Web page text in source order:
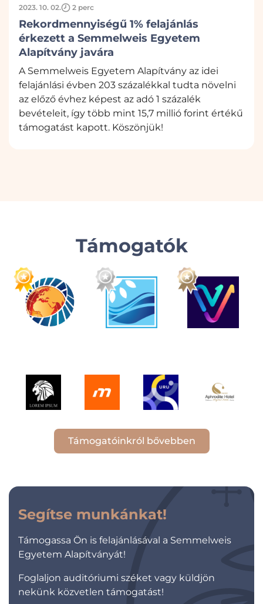
2023. 10. 02. 2 perc
Rekordmennyiségű 1% felajánlás
érkezett a Semmelweis Egyetem
Alapítvány javára
A Semmelweis Egyetem Alapítvány az idei
felajánlási évben 203 százalékkal tudta növelni
az előző évhez képest az adó 1 százalék
bevételeit, így több mint 15,7 millió forint értékű
támogatást kapott. Köszönjük!
Támogatók
Támogatóinkról bővebben
Segítse munkánkat!
Támogassa Ön is felajánlásával a Semmelweis
Egyetem Alapítványát!
Foglaljon auditóriumi széket vagy küldjön
nekünk közvetlen támogatást!